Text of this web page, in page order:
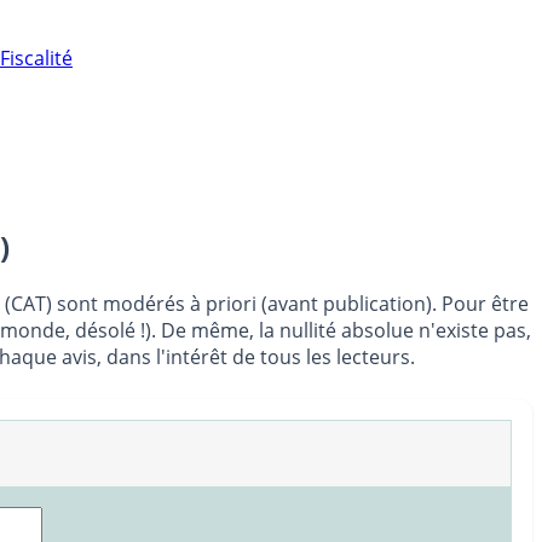
(CAT) sont modérés à priori (avant publication). Pour être
désolé !). De même, la nullité absolue n'existe pas,
avis, dans l'intérêt de tous les lecteurs.